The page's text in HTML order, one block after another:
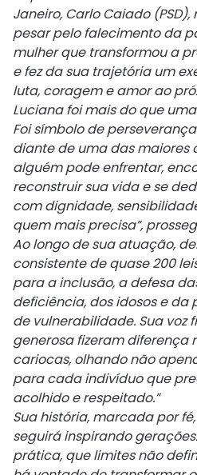
Janeiro, Carlo Caiado
pesar pelo falecimento da
mulher que transformou a
e fez da sua trajetória um
luta, coragem e amor ao
Luciana foi mais do que
Foi símbolo de
diante de uma das maiores
alguém pode enfrentar,
reconstruir sua vida e se
com dignidade,
quem mais precisa”,
Ao longo de sua atuação,
consistente de quase 200
para a inclusão, a defesa
deficiência, dos idosos e
de vulnerabilidade. Sua voz
generosa fizeram diferença
cariocas, olhando não
para cada indivíduo que
acolhido e respeitado.”
Sua história, marcada por
seguirá inspirando
prática, que limites não